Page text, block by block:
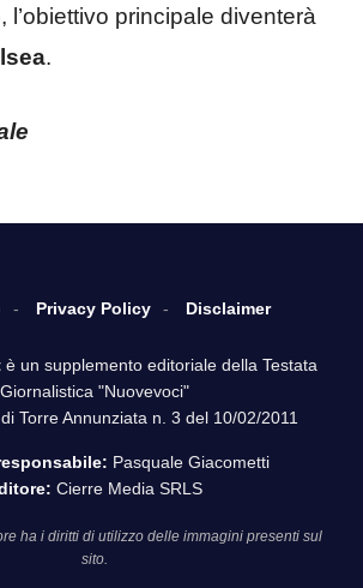
l’obiettivo principale diventerà
.
Privacy Policy Disclaimer
è un supplemento editoriale della Testata
Giornalistica "Nuovevoci"
Torre Annunziata n. 3 del 10/02/2011
Pasquale Giacometti
Cierre Media SRLS
ha i diritti di utilizzo delle immagini presenti sul
sito.